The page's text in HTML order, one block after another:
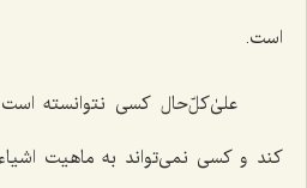
است.
علیٰ‌کلّ‌حال کسی نتوانسته
کند و کسی نمی‌تواند به ماهیت